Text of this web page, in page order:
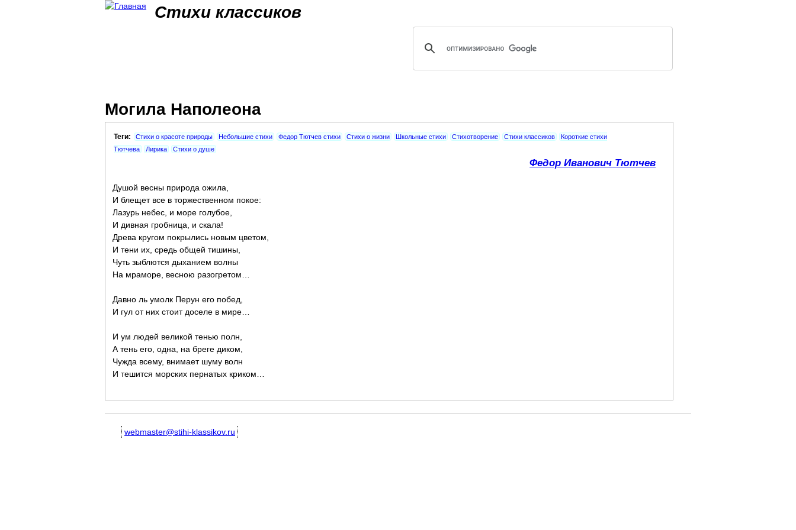
Стихи классиков
Могила Наполеона
Теги: Стихи о красоте природы Небольшие стихи Федор Тютчев стихи Стихи о жизни Школьные стихи Стихотворение Стихи классиков
Короткие стихи
Тютчева
Лирика Стихи о душе
Федор Иванович Тютчев
Душой весны природа ожила,
И блещет все в торжественном покое:
Лазурь небес, и море голубое,
И дивная гробница, и скала!
Древа кругом покрылись новым цветом,
И тени их, средь общей тишины,
Чуть зыблются дыханием волны
На мраморе, весною разогретом…
Давно ль умолк Перун его побед,
И гул от них стоит доселе в мире…
И ум людей великой тенью полн,
А тень его, одна, на бреге диком,
Чужда всему, внимает шуму волн
И тешится морских пернатых криком…
webmaster@stihi-klassikov.ru